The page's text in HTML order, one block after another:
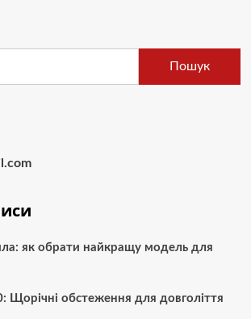
Пошук
як обрати найкращу модель для
Щорічні обстеження для довголіття